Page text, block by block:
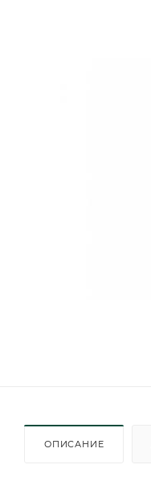
ОПИСАНИЕ